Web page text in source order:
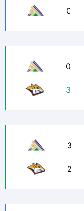
0
0
3
3
2